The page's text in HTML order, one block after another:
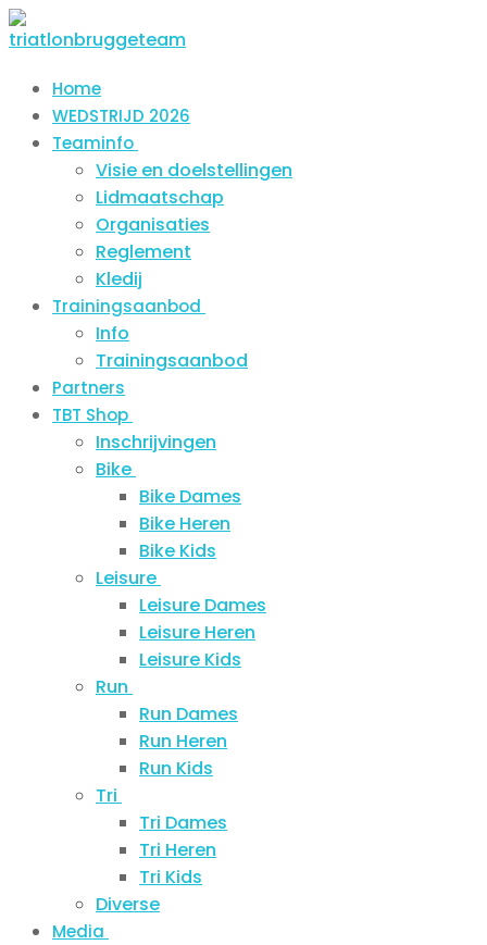
Spring
naar
inhoud
Menu
Sluiten
Home
WEDSTRIJD 2026
Teaminfo
Visie en doelstellingen
Lidmaatschap
Organisaties
Reglement
Kledij
Trainingsaanbod
Info
Trainingsaanbod
Partners
TBT Shop
Inschrijvingen
Bike
Bike Dames
Bike Heren
Bike Kids
Leisure
Leisure Dames
Leisure Heren
Leisure Kids
Run
Run Dames
Run Heren
Run Kids
Tri
Tri Dames
Tri Heren
Tri Kids
Diverse
Media